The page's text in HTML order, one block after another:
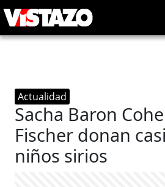
Actualidad
Sacha Baron
Fischer donan
niños sirios